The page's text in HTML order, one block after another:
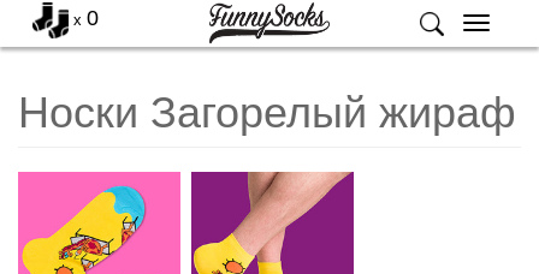
Меню
x 0
Носки Загорелый жираф